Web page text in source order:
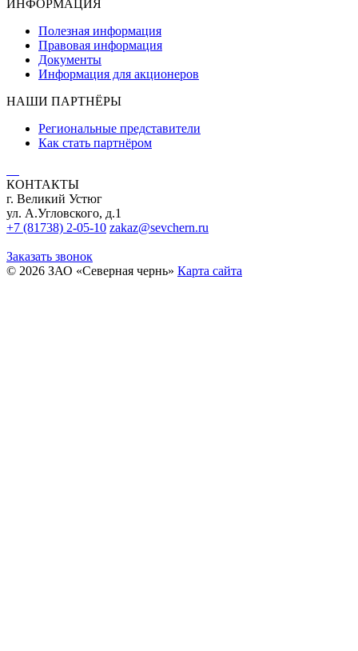
ИНФОРМАЦИЯ
Полезная информация
Правовая информация
Документы
Информация для акционеров
НАШИ ПАРТНЁРЫ
Региональные представители
Как стать партнёром
КОНТАКТЫ
г. Великий Устюг
ул. А.Угловского, д.1
+7 (81738) 2-05-10 zakaz@sevchern.ru
Заказать звонок
© 2026 ЗАО «Северная чернь» Карта сайта